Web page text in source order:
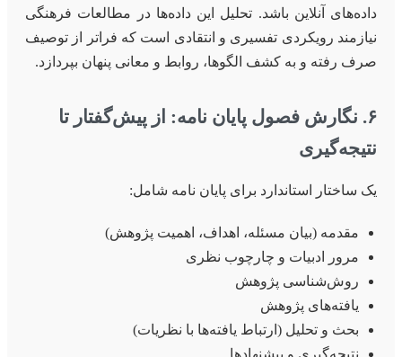
داده‌های آنلاین باشد. تحلیل این داده‌ها در مطالعات فرهنگی
نیازمند رویکردی تفسیری و انتقادی است که فراتر از توصیف
صرف رفته و به کشف الگوها، روابط و معانی پنهان بپردازد.
۶. نگارش فصول پایان نامه: از پیش‌گفتار تا
نتیجه‌گیری
یک ساختار استاندارد برای پایان نامه شامل:
مقدمه (بیان مسئله، اهداف، اهمیت پژوهش)
مرور ادبیات و چارچوب نظری
روش‌شناسی پژوهش
یافته‌های پژوهش
بحث و تحلیل (ارتباط یافته‌ها با نظریات)
نتیجه‌گیری و پیشنهادها